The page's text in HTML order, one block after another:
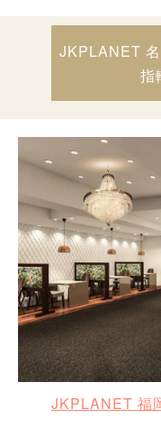
JKPLANET
指
JKPLANET 福